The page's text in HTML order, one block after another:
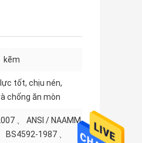
kẽm
tốt, chịu nén,
chống ăn mòn
、 ANSI / NAAMM
BS4592-1987 、